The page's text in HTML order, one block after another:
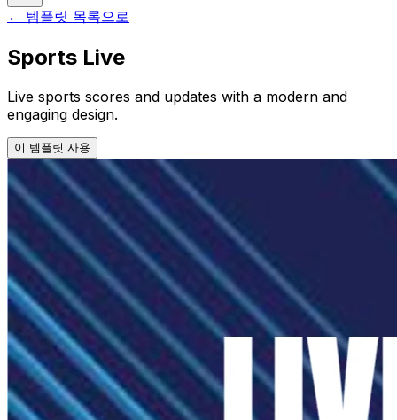
← 템플릿 목록으로
Sports Live
Live sports scores and updates with a modern and
engaging design.
이 템플릿 사용